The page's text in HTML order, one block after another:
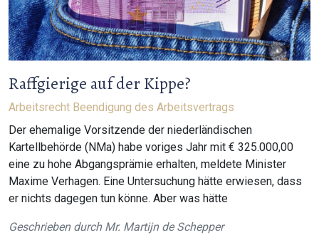
Raffgierige auf der Kippe?
Arbeitsrecht Beendigung des Arbeitsvertrags
Der ehemalige Vorsitzende der niederländischen
Kartellbehörde (NMa) habe voriges Jahr mit € 325.000,00
eine zu hohe Abgangsprämie erhalten, meldete Minister
Maxime Verhagen. Eine Untersuchung hätte erwiesen, dass
er nichts dagegen tun könne. Aber was hätte
Geschrieben durch Mr. Martijn de Schepper